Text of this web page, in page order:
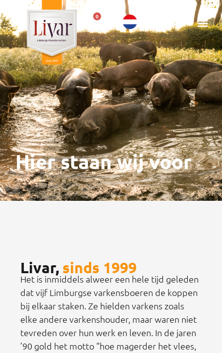
0
Hier staan wij voor
Livar, sinds 1999
Het is inmiddels alweer een hele tijd geleden
dat vijf Limburgse varkensboeren de koppen
bij elkaar staken. Ze hielden varkens zoals
elke andere varkenshouder, maar waren niet
tevreden over hun werk en leven. In de jaren
’90 gold het motto “hoe magerder het vlees,